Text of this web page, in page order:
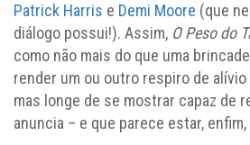
Patrick Harris e Demi Moore (que
diálogo possui!). Assim, O Peso do
como não mais do que uma
render um ou outro respiro de
mas longe de se mostrar capaz de
anuncia – e que parece estar,